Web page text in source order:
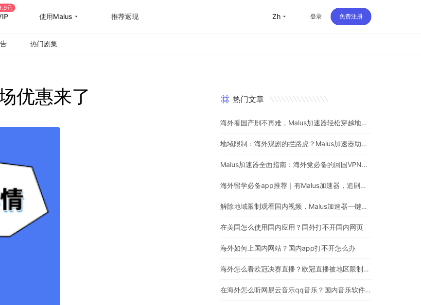
元
使用Malus 推荐返现 zh 登录 免费注册
热门剧集
优惠来了 热门文章
海外看国产剧不再难，Malus加速器轻松穿越地理屏障
地域限制：海外观剧的拦路虎？Malus加速器助你一键突破
Malus加速器全面指南：海外党必备的回国VPN与追剧神器
海外留学必备app推荐｜有Malus加速器，追剧听歌游戏不用愁
解除地域限制观看国内视频，Malus加速器一键解决海外党烦恼
在美国怎么使用国内应用？国外打不开国内网页
海外如何上国内网站？国内app打不开怎么办
海外怎么看欧冠决赛直播？欧冠直播被地区限制？在国外怎么看国内视频
在海外怎么听网易云音乐qq音乐？国内音乐软件有版权限制解决方法